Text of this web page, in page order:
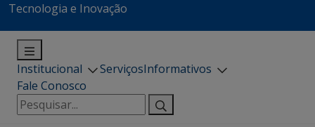
Tecnologia e Inovação
Institucional ServiçosInformativos
Fale Conosco
Pesquisar
por: